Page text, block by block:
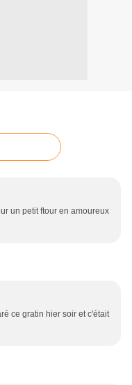
un petit ftour en amoureux
ce gratin hier soir et c'était